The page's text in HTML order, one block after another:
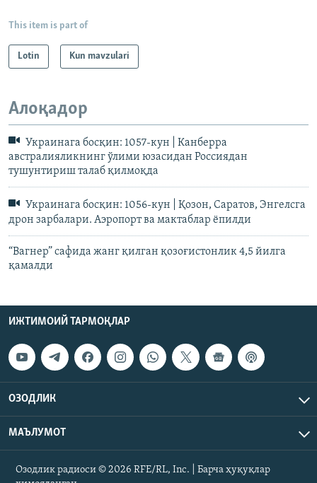
This item is part of
Lotin Kun mavzulari
Алоқадор
Украинага босқин: 1057-кун | Канберра
австралияликнинг ўлими юзасидан Россиядан
тушунтириш талаб қилмоқда
Украинага босқин: 1056-кун | Қозон, Саратов, Энгелсга
дрон зарбалари. Аэропорт ва мактаблар ёпилди
“Вагнер” сафида жанг қилган қозоғистонлик 4,5 йилга
қамалди
ИЖТИМОИЙ ТАРМОҚЛАР
ОЗОДЛИК
МАЪЛУМОТ
Озодлик радиоси © 2026 RFE/RL, Inc. | Барча ҳуқуқлар